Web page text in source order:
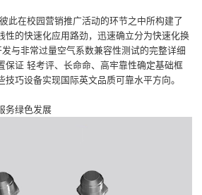
此在校园营销推广活动的环节之中所构建了
性的快速化应用路劲，迅速确立分为快速化换
与非常过量空气系数兼容性测试的完整详细
保证 轻考评、长命命、高牢靠性确定基础框
巧设备实现国际英文品质可靠水平方向。
务绿色发展